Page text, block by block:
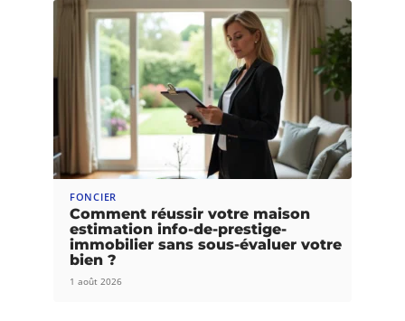
FONCIER
Comment réussir votre maison
estimation info-de-prestige-
immobilier sans sous-évaluer votre
bien ?
1 août 2026